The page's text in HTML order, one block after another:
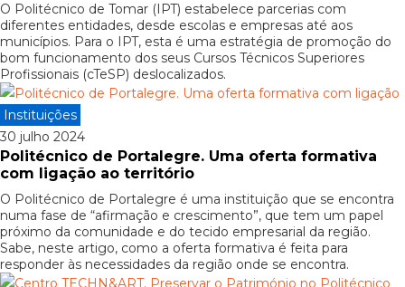
O Politécnico de Tomar (IPT) estabelece parcerias com
diferentes entidades, desde escolas e empresas até aos
municípios. Para o IPT, esta é uma estratégia de promoção do
bom funcionamento dos seus Cursos Técnicos Superiores
Profissionais (cTeSP) deslocalizados.
Instituições
30 julho 2024
Politécnico de Portalegre. Uma oferta formativa
com ligação ao território
O Politécnico de Portalegre é uma instituição que se encontra
numa fase de “afirmação e crescimento”, que tem um papel
próximo da comunidade e do tecido empresarial da região.
Sabe, neste artigo, como a oferta formativa é feita para
responder às necessidades da região onde se encontra.